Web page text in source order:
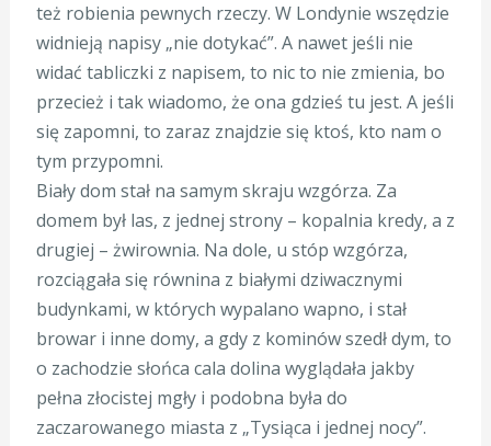
też robienia pewnych rzeczy. W Londynie wszędzie
widnieją napisy „nie dotykać”. A nawet jeśli nie
widać tabliczki z napisem, to nic to nie zmienia, bo
przecież i tak wiadomo, że ona gdzieś tu jest. A jeśli
się zapomni, to zaraz znajdzie się ktoś, kto nam o
tym przypomni.
Biały dom stał na samym skraju wzgórza. Za
domem był las, z jednej strony – kopalnia kredy, a z
drugiej – żwirownia. Na dole, u stóp wzgórza,
rozciągała się równina z białymi dziwacznymi
budynkami, w których wypalano wapno, i stał
browar i inne domy, a gdy z kominów szedł dym, to
o zachodzie słońca cala dolina wyglądała jakby
pełna złocistej mgły i podobna była do
zaczarowanego miasta z „Tysiąca i jednej nocy”.